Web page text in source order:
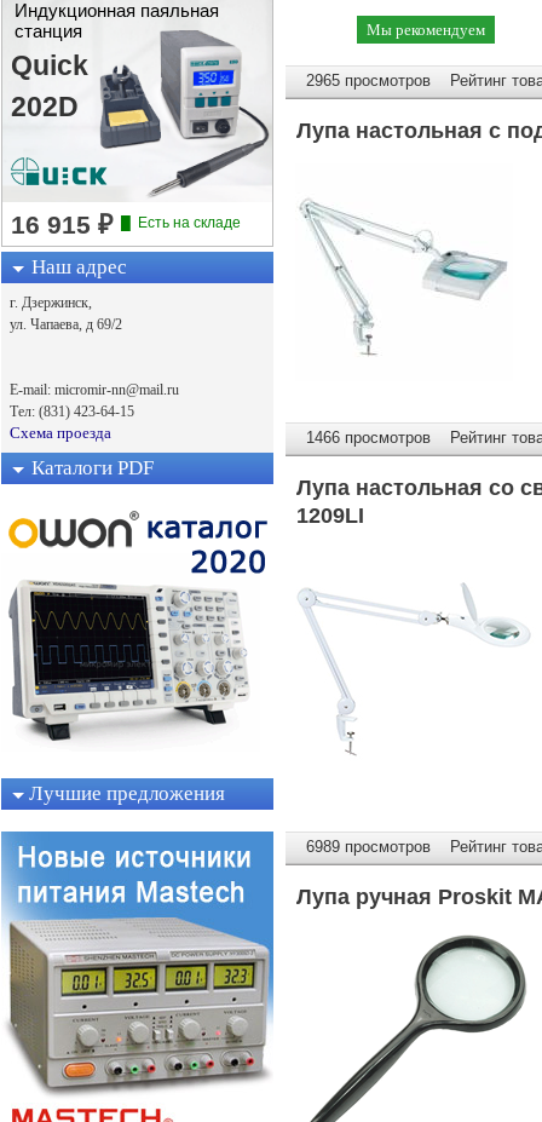
Индукционная паяльная
станция
Quick
202D
Наш адрес
г. Дзержинск,
ул. Чапаева, д 69/2
E-mail: micromir-nn@mail.ru
Тел: (831) 423-64-15
Схема проезда
Каталоги PDF
Лучшие предложения
Мы рекомендуем
2965 просмотров Рейтинг
Лупа настольная с
1466 просмотров Рейтинг
Лупа настольная со
1209LI
6989 просмотров Рейтинг
Лупа ручная Proskit